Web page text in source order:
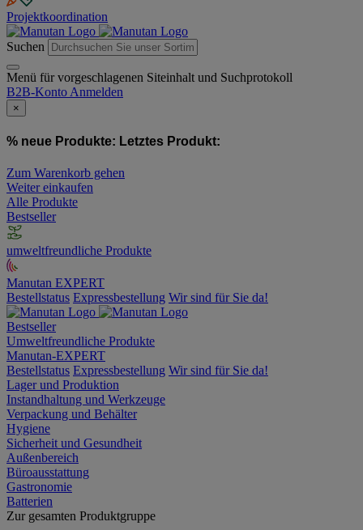
Projektkoordination
Suchen
Menü für vorgeschlagenen Siteinhalt und Suchprotokoll
B2B-Konto Anmelden
×
% neue Produkte: Letztes Produkt:
Zum Warenkorb gehen
Weiter einkaufen
Alle Produkte
Bestseller
umweltfreundliche Produkte
Manutan EXPERT
Bestellstatus Expressbestellung Wir sind für Sie da!
Bestseller
Umweltfreundliche Produkte
Manutan-EXPERT
Bestellstatus Expressbestellung Wir sind für Sie da!
Lager und Produktion
Instandhaltung und Werkzeuge
Verpackung und Behälter
Hygiene
Sicherheit und Gesundheit
Außenbereich
Büroausstattung
Gastronomie
Batterien
Zur gesamten Produktgruppe